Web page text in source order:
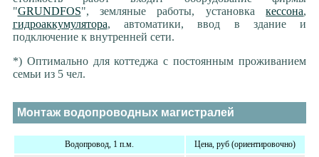
"GRUNDFOS", земляные работы, установкакессона,
гидроаккумулятора, автоматики, ввод в здание и
подключение к внутренней сети.
*) Оптимально для коттеджа с постоянным проживанием
семьи из 5 чел.
Монтаж водопроводных магистралей
Водопровод, 1 п.м.
Цена, руб (ориентировочно)